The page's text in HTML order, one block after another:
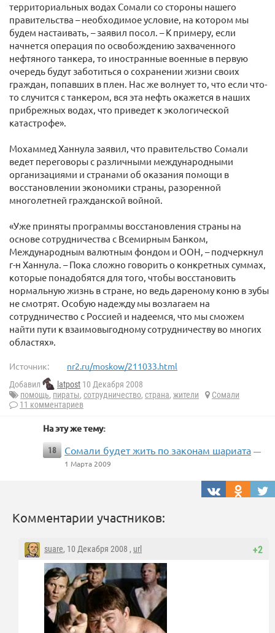
территориальных водах Сомали со стороны нашего
правительства – необходимое условие, на котором мы
будем настаивать, – заявил посол. – К примеру, если
начнется операция по освобождению захваченного
нефтяного танкера, то иностранные военные в первую
очередь будут заботиться о сохранении жизни своих
граждан, попавших в плен. Нас же волнует то, что если что-
то случится с танкером, вся эта нефть окажется в наших
прибрежных водах, что приведет к экологической
катастрофе».
Мохаммед Ханнула заявил, что правительство Сомали
ведет переговоры с различными международными
организациями и странами об оказания помощи в
восстановлении экономики страны, разоренной
многолетней гражданской войной.
«Уже приняты программы восстановления страны на
основе сотрудничества с Всемирным Банком,
Международным валютным фондом и ООН, – подчеркнул
г-н Ханнула. – Пока сложно говорить о конкретных суммах,
которые понадобятся для того, чтобы восстановить
нормальную жизнь в стране, но ведь дареному коню в зубы
не смотрят. Особую надежду мы возлагаем на
сотрудничество с Россией и надеемся, что мы сможем
найти пути к взаимовыгодному сотрудничеству во многих
областях».
Источник: nr2.ru/moskow/211033.html
Добавил latpost 10 Декабря 2008
помощь, пираты, сотрудничество, страна, жители
Сомали
11 комментариев
На эту же тему:
18 Сомали будет жить по законам шариата —
1 Марта 2009
Комментарии участников:
+2
suare, 10 Декабря 2008 , url